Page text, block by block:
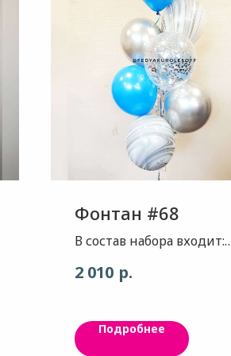
Фонтан #68
В состав набора входит:
цвет черные волны, 2шт
Шар хром- цвет
платиновое серебро, 2 шт
2 010 р.
Подробнее